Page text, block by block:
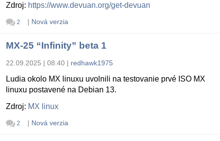
Zdroj: https://www.devuan.org/get-devuan
2 | Nová verzia
MX-25 “Infinity” beta 1
22.09.2025 | 08:40 | redhawk1975
Ludia okolo MX linuxu uvolnili na testovanie prvé ISO MX
linuxu postavené na Debian 13.
Zdroj: MX linux
2 | Nová verzia